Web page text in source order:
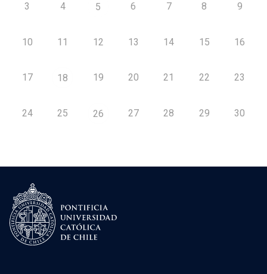
3 4 5 6 7 8 9
10 11 12 13 14 15 16
17 18 19 20 21 22 23
24 25 26 27 28 29 30